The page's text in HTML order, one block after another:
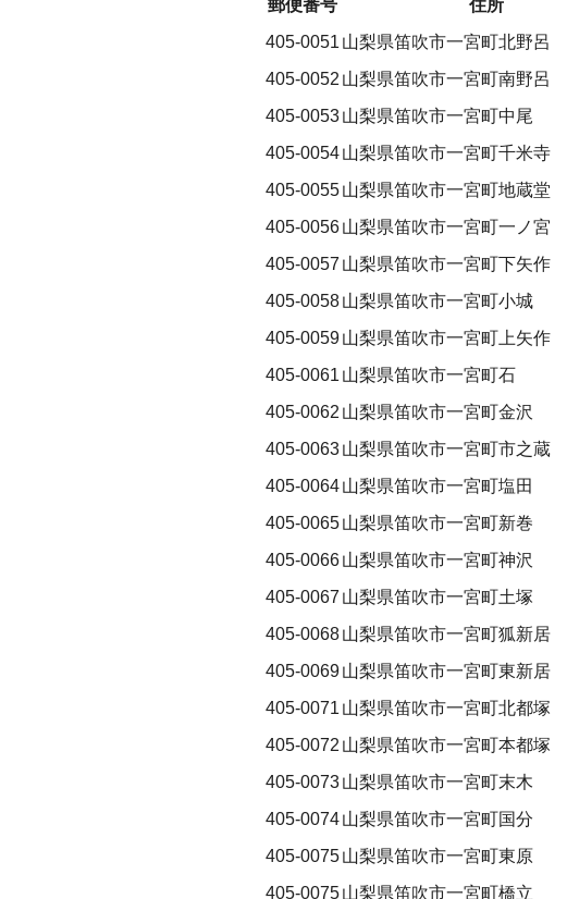
郵便番号
住所
405-0051 山梨県笛吹市一宮町北野呂
405-0052 山梨県笛吹市一宮町南野呂
405-0053山梨県笛吹市一宮町中尾
405-0054山梨県笛吹市一宮町千米寺
405-0055山梨県笛吹市一宮町地蔵堂
405-0056山梨県笛吹市一宮町一ノ宮
405-0057 山梨県笛吹市一宮町下矢作
405-0058山梨県笛吹市一宮町小城
405-0059山梨県笛吹市一宮町上矢作
405-0061 山梨県笛吹市一宮町石
405-0062 山梨県笛吹市一宮町金沢
405-0063山梨県笛吹市一宮町市之蔵
405-0064山梨県笛吹市一宮町塩田
405-0065山梨県笛吹市一宮町新巻
405-0066山梨県笛吹市一宮町神沢
405-0067 山梨県笛吹市一宮町土塚
405-0068山梨県笛吹市一宮町狐新居
405-0069山梨県笛吹市一宮町東新居
405-0071 山梨県笛吹市一宮町北都塚
405-0072 山梨県笛吹市一宮町本都塚
405-0073山梨県笛吹市一宮町末木
405-0074山梨県笛吹市一宮町国分
405-0075山梨県笛吹市一宮町東原
405-0075山梨県笛吹市一宮町橋立